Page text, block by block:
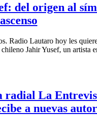
del origen al
Radio Lautaro hoy les
Jahir Yusef, un artista
radial La
a nuevas